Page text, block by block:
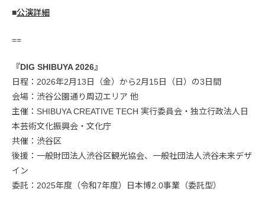
■公演詳細
==
『DIG SHIBUYA 2026』
日程：2026年2月13日（金）から2月15日（日）の3日間
会場：渋谷公園通り周辺エリア 他
主催：SHIBUYA CREATIVE TECH 実行委員会・独立行政法人日
本芸術文化振興会・文化庁
共催：渋谷区
後援：一般財団法人渋谷区観光協会、一般社団法人渋谷未来デザ
イン
委託：2025年度（令和7年度）日本博2.0事業（委託型）